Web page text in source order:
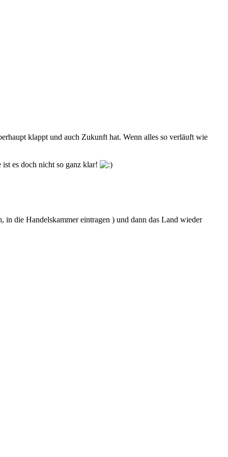
klappt und auch Zukunft hat. Wenn alles so verläuft wie
es doch nicht so ganz klar!
die Handelskammer eintragen ) und dann das Land wieder